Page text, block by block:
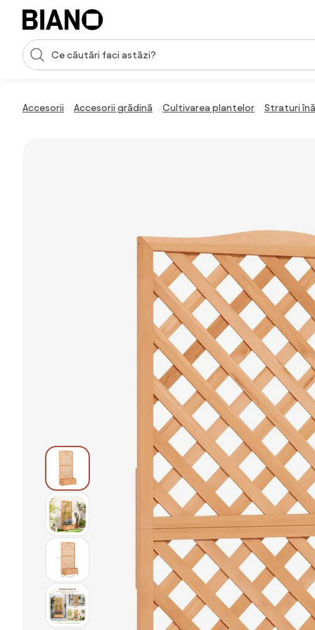
Sari peste navigare, accesează conținutul
Introducerea căutării
Accesorii Accesorii grădină Cultivarea plantelor Straturi